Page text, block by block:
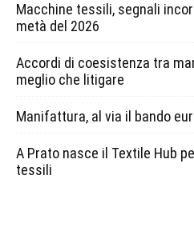
Macchine tessili, segnali
metà del 2026
Accordi di coesistenza tra
meglio che litigare
Manifattura, al via il bando
A Prato nasce il Textile Hub
tessili